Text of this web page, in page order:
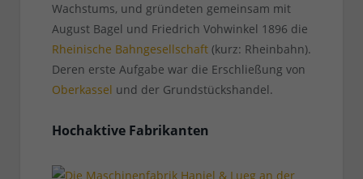
Wachstums, und gründeten gemeinsam mit
August Bagel und Friedrich Vohwinkel 1896 die
Rheinische Bahngesellschaft(kurz: Rheinbahn).
Deren erste Aufgabe war die Erschließung von
Oberkassel und der Grundstückshandel.
Hochaktive Fabrikanten